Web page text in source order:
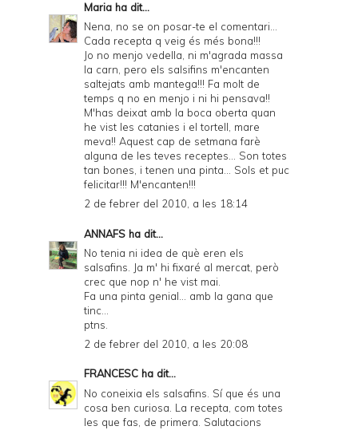
Maria ha dit...
Nena, no se on posar-te el comentari...
Cada recepta q veig és més bona!!!
Jo no menjo vedella, ni m'agrada massa
la carn, pero els salsifins m'encanten
saltejats amb mantega!!! Fa molt de
temps q no en menjo i ni hi pensava!!
M'has deixat amb la boca oberta quan
he vist les catanies i el tortell, mare
meva!! Aquest cap de setmana farè
alguna de les teves receptes... Son totes
tan bones, i tenen una pinta... Sols et puc
felicitar!!! M'encanten!!!
2 de febrer del 2010, a les 18:14
ANNAFS ha dit...
No tenia ni idea de què eren els
salsafins. Ja m' hi fixaré al mercat, però
crec que nop n' he vist mai.
Fa una pinta genial... amb la gana que
tinc...
ptns.
2 de febrer del 2010, a les 20:08
FRANCESC ha dit...
No coneixia els salsafins. Sí que és una
cosa ben curiosa. La recepta, com totes
les que fas, de primera. Salutacions